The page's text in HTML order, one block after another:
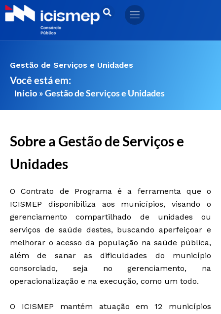
Ir
para
Gestão de Serviços e Unidades
Você está em:
Início »Gestão de Serviços e Unidades
Sobre a Gestão de Serviços e
Unidades
O Contrato de Programa é a ferramenta que o
ICISMEP disponibiliza aos municípios, visando o
gerenciamento compartilhado de unidades ou
serviços de saúde destes, buscando aperfeiçoar e
melhorar o acesso da população na saúde pública,
além de sanar as dificuldades do município
consorciado, seja no gerenciamento, na
operacionalização e na execução, como um todo.
O ICISMEP mantém atuação em 12 municípios